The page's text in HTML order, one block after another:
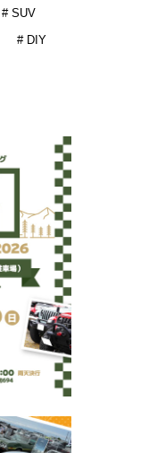
# SUV
# DIY